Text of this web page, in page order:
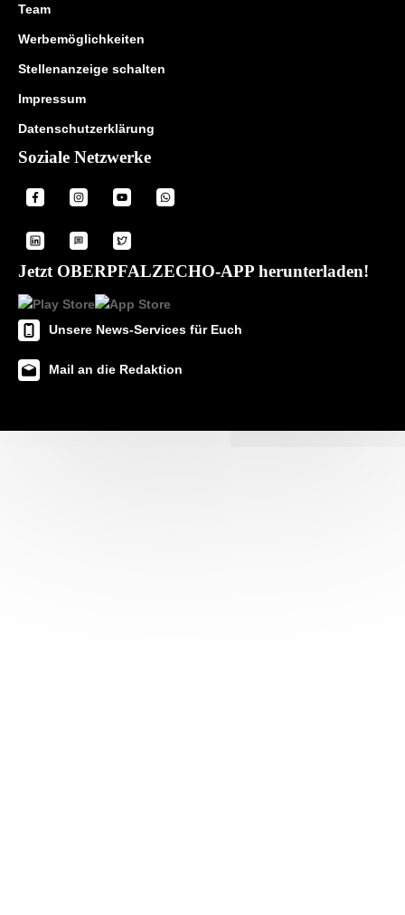
Team
Werbemöglichkeiten
Stellenanzeige schalten
Impressum
Datenschutzerklärung
Soziale Netzwerke
Jetzt OBERPFALZECHO-APP herunterladen!
Unsere News-Services für Euch
Mail an die Redaktion